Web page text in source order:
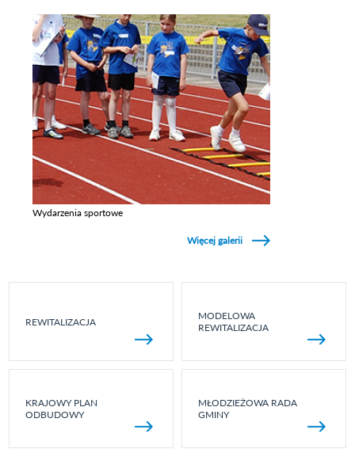
Wydarzenia sportowe
Więcej galerii
REWITALIZACJA
MODELOWA
REWITALIZACJA
KRAJOWY PLAN
ODBUDOWY
MŁODZIEŻOWA RADA
GMINY